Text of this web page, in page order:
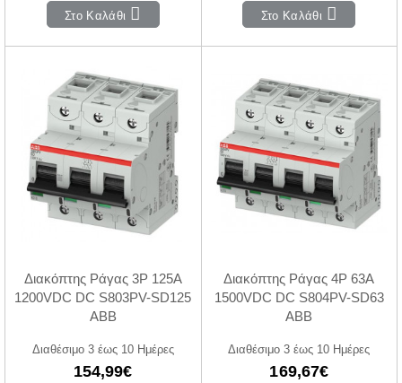
Στο Καλάθι Στο Καλάθι
Διακόπτης Ράγας 3P 125A
1200VDC DC S803PV-SD125
ABB
Διαθέσιμο 3 έως 10 Ημέρες
154,99€
Διακόπτης Ράγας 4P 63A
1500VDC DC S804PV-SD63
ABB
Διαθέσιμο 3 έως 10 Ημέρες
169,67€